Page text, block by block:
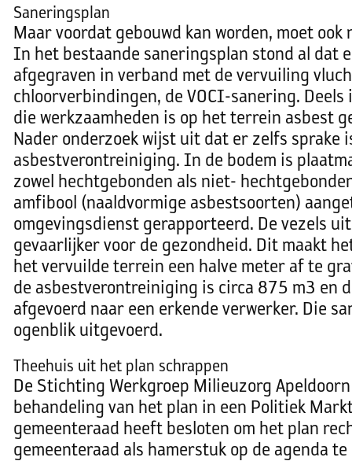
Saneringsplan
Maar voordat gebouwd kan worden, moet ook
In het bestaande saneringsplan stond al dat
afgegraven in verband met de vervuiling
chloorverbindingen, de VOCI-sanering. Deels
die werkzaamheden is op het terrein asbest
Nader onderzoek wijst uit dat er zelfs sprake
asbestverontreiniging. In de bodem is
zowel hechtgebonden als niet-
amfibool (naaldvormige asbestsoorten)
omgevingsdienst gerapporteerd. De vezels
gevaarlijker voor de gezondheid. Dit maakt
het vervuilde terrein een halve meter af te
de asbestverontreiniging is circa 875 m3 en
afgevoerd naar een erkende verwerker. Die
ogenblik uitgevoerd.
Theehuis uit het plan schrappen
De Stichting Werkgroep Milieuzorg
behandeling van het plan in een Politiek
gemeenteraad heeft besloten om het plan
gemeenteraad als hamerstuk op de agenda